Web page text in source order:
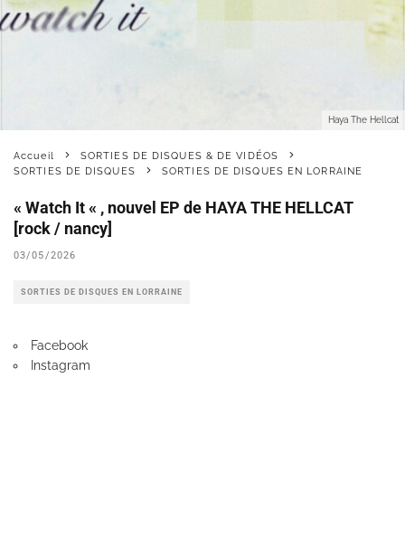
Haya The Hellcat
Accueil
SORTIES DE DISQUES & DE VIDÉOS
SORTIES DE DISQUES
SORTIES DE DISQUES EN LORRAINE
« Watch It « , nouvel EP de HAYA THE HELLCAT
[rock / nancy]
03/05/2026
SORTIES DE DISQUES EN LORRAINE
Facebook
Instagram